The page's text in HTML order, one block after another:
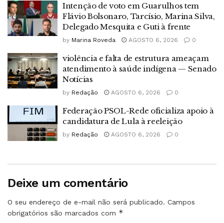
Intenção de voto em Guarulhos tem
Flávio Bolsonaro, Tarcísio, Marina Silva,
Delegado Mesquita e Guti à frente
by Marina Roveda AGOSTO 6, 2026 0
violência e falta de estrutura ameaçam
atendimento à saúde indígena — Senado
Notícias
by Redação AGOSTO 6, 2026 0
Federação PSOL-Rede oficializa apoio à
candidatura de Lula à reeleição
by Redação AGOSTO 6, 2026 0
Deixe um comentário
O seu endereço de e-mail não será publicado. Campos
obrigatórios são marcados com *